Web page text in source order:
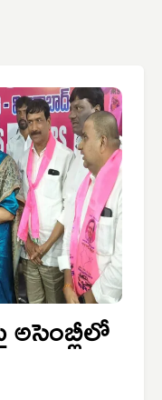
అసెంబ్లీలో